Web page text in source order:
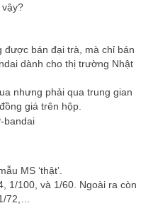
được bán đại trà, mà chỉ bán
dành cho thị trường Nhật
nhưng phải qua trung gian
giá trên hộp.
MS ‘thật’.
1/100, và 1/60. Ngoài ra còn
72,…